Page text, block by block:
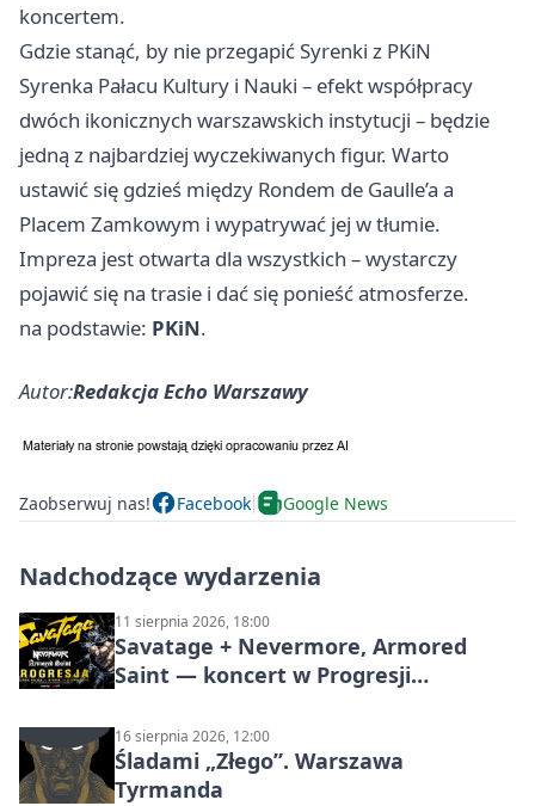
koncertem.
Gdzie stanąć, by nie przegapić Syrenki z PKiN
Syrenka Pałacu Kultury i Nauki – efekt współpracy
dwóch ikonicznych warszawskich instytucji – będzie
jedną z najbardziej wyczekiwanych figur. Warto
ustawić się gdzieś między Rondem de Gaulle’a a
Placem Zamkowym i wypatrywać jej w tłumie.
Impreza jest otwarta dla wszystkich – wystarczy
pojawić się na trasie i dać się ponieść atmosferze.
na podstawie: PKiN.
Autor:Redakcja Echo Warszawy
Zaobserwuj nas! Facebook Google News
Nadchodzące wydarzenia
11 sierpnia 2026, 18:00
Savatage + Nevermore, Armored
Saint — koncert w Progresji
16 sierpnia 2026, 12:00
Śladami „Złego”. Warszawa
Tyrmanda